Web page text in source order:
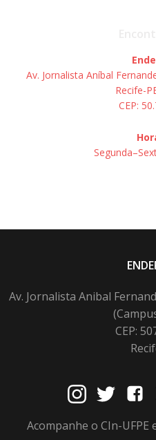
Av. Jornalista Aníbal
Recife-
CEP:
Av. Jornalista Anibal
CEP:
Acompanhe o CIn-UFPE